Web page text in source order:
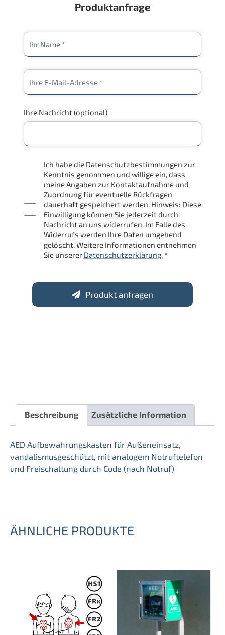
Produktanfrage
Ihre Nachricht (optional)
Ich habe die Datenschutzbestimmungen zur
Kenntnis genommen und willige ein, dass
meine Angaben zur Kontaktaufnahme und
Zuordnung für eventuelle Rückfragen
dauerhaft gespeichert werden. Hinweis: Diese
Einwilligung können Sie jederzeit durch
Nachricht an uns widerrufen. Im Falle des
Widerrufs werden Ihre Daten umgehend
gelöscht. Weitere Informationen entnehmen
Sie unserer Datenschutzerklärung.*
Produkt anfragen
Beschreibung Zusätzliche Information
AED Aufbewahrungskasten für Außeneinsatz,
vandalismusgeschützt, mit analogem Notruftelefon
und Freischaltung durch Code (nach Notruf)
ÄHNLICHE PRODUKTE